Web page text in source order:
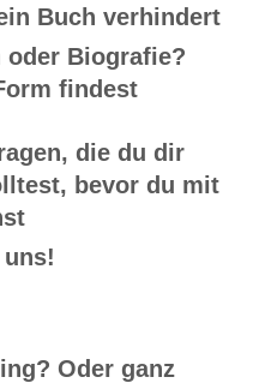
Buch verhindert
oder Biografie?
findest
die du dir
bevor du mit
Oder ganz